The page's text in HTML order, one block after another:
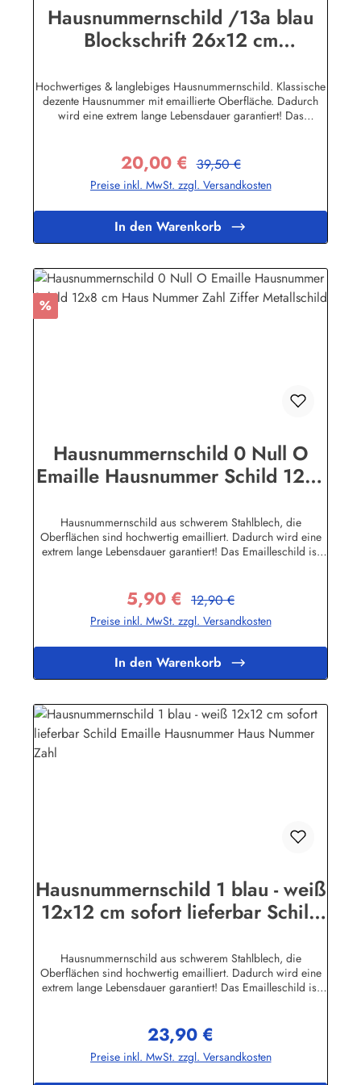
Hausnummernschild /13a blau
Blockschrift 26x12 cm
Hochwertiges & langlebiges Hausnummernschild. Klassische
dezente Hausnummer mit emaillierte Oberfläche. Dadurch
wird eine extrem lange Lebensdauer garantiert! Das
Frost über viele Jahre stand! Nicht das passende dabei? Sie
sind auf der Suche nach genau diesem Schild nur in einer
anderen Farbe oder einer anderen Aufschrift? Kein Problem!
an.Zum KontaktformularHier geht's zu unserem Konfigurator
für Emaille Schilder mit Wunschtext
Verkaufspreis:
20,00 € Regulärer Preis:
39,50 €
Preise inkl. MwSt. zzgl. Versandkosten
In den Warenkorb
Rabatt
%
Hausnummernschild 0 Null O
Emaille Hausnummer Schild 12x8
Metallschild
Hausnummernschild aus schwerem Stahlblech, die
Oberflächen sind hochwertig emailliert. Dadurch wird eine
extrem lange Lebensdauer garantiert! Das Emailleschild ist
stand! Wetterfest und UV-beständigNicht das Passende
gefunden? Hier geht's zu den Hausnummern nach Wunsch
Herstellerinformationen:Buddel-Bini Inh. Eda Binikowski
Verkaufspreis:
5,90 € Regulärer Preis:
12,90 €
Preise inkl. MwSt. zzgl. Versandkosten
In den Warenkorb
Hausnummernschild 1 blau - weiß
12x12 cm sofort lieferbar Schild
Nummer Zahl
Hausnummernschild aus schwerem Stahlblech, die
Oberflächen sind hochwertig emailliert. Dadurch wird eine
extrem lange Lebensdauer garantiert! Das Emailleschild ist
stand! Wetterfest und UV-beständigNicht das Passende
gefunden? Hier geht's zu den Hausnummern nach Wunsch
Herstellerinformationen:Buddel-Bini Inh. Eda Binikowski
Regulärer Preis:
23,90 €
Preise inkl. MwSt. zzgl. Versandkosten